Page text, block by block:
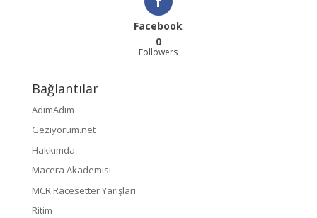
Facebook
0
Followers
Bağlantılar
AdımAdım
Geziyorum.net
Hakkımda
Macera Akademisi
MCR Racesetter Yarışları
Ritim